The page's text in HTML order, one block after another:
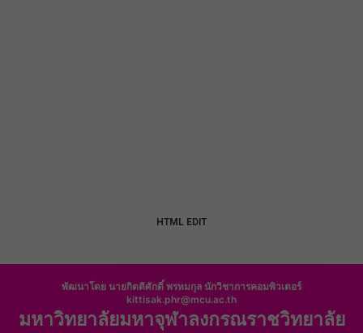
HTML EDIT
พัฒนาโดย นายกิตติศักดิ์ พรหมกุล นักวิชาการคอมพิวเตอร์
kittisak.phr@mcu.ac.th
มหาวิทยาลัยมหาจุฬาลงกรณราชวิทยาลัย